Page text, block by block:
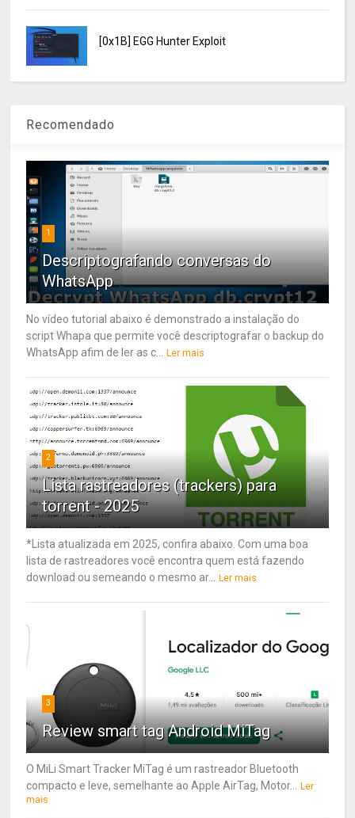
[0x1B] EGG Hunter Exploit
Recomendado
1
Descriptografando conversas do
WhatsApp
No vídeo tutorial abaixo é demonstrado a instalação do
script Whapa que permite você descriptografar o backup do
WhatsApp afim de ler as c... Ler mais
2
Lista rastreadores (trackers) para
torrent - 2025
*Lista atualizada em 2025, confira abaixo. Com uma boa
lista de rastreadores você encontra quem está fazendo
download ou semeando o mesmo ar... Ler mais
3
Review smart tag Android MiTag
O MiLi Smart Tracker MiTag é um rastreador Bluetooth
compacto e leve, semelhante ao Apple AirTag, Motor... Ler
mais